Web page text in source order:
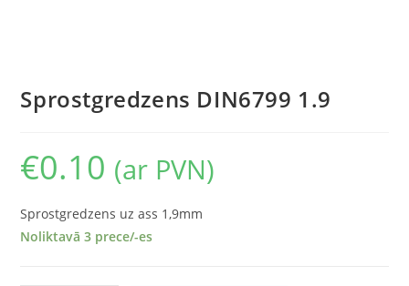
Sprostgredzens DIN6799 1.9
€0.10 (ar PVN)
Sprostgredzens uz ass 1,9mm
Noliktavā 3 prece/-es